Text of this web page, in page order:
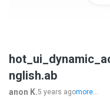
nglish.ab
anon K.5 years agomore...